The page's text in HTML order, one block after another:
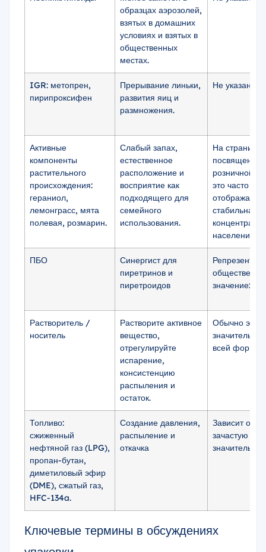
образцах аэрозолей,
взятых в домашних
условиях и взятых в
общественных
местах.
IGR: метопрен,
пирипроксифен
Прерывание линьки,
развития яиц и
размножения.
Не указано
Активные
компоненты
растительного
происхождения:
гераниол,
лемонграсс, мята
полевая, розмарин.
Слабый запах,
естественное
расположение и
восприятие как
подходящего для
семейного
использования.
На
посвященных
розничной
это часто не
стабильная
населения.
ПБО
Синергист для
пиретринов и
пиретроидов
значение:
Растворитель /
носитель
Растворите активное
вещество,
отрегулируйте
испарение,
консистенцию
распыления и
остаток.
Обычно это
всей
Топливо:
сжиженный
нефтяной газ (LPG),
пропан-бутан,
диметиловый эфир
(DME), сжатый газ,
HFC-134a.
Создание давления,
распыление и
откачка
Зависит от
зачастую
Ключевые термины в обсуждениях